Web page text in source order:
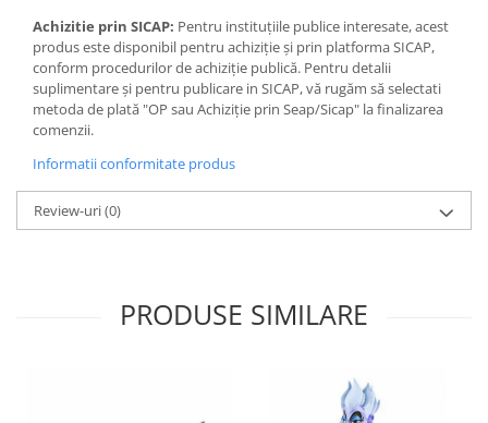
Carti pe alese
Carti pentru copii 1 an
Carti pentru copii 2 ani
Carti pentru copii 3 ani
Carti pentru copii 5 ani
Carti pentru copii 6 ani
Carticele interactive
Achizitie prin SICAP: Pentru instituțiile publice interesate, acest
produs este disponibil pentru achiziție și prin platforma SICAP,
conform procedurilor de achiziție publică. Pentru detalii
suplimentare și pentru publicare in SICAP, vă rugăm să selectati
metoda de plată "OP sau Achiziție prin Seap/Sicap" la finalizarea
comenzii.
Informatii conformitate produs
Review-uri(0)
PRODUSE SIMILARE